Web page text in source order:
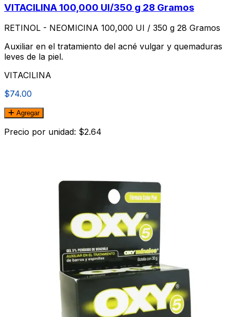
VITACILINA 100,000 UI/350 g 28 Gramos
RETINOL - NEOMICINA 100,000 UI / 350 g 28 Gramos
Auxiliar en el tratamiento del acné vulgar y quemaduras
leves de la piel.
VITACILINA
$74.00
Agregar
Precio por unidad: $2.64